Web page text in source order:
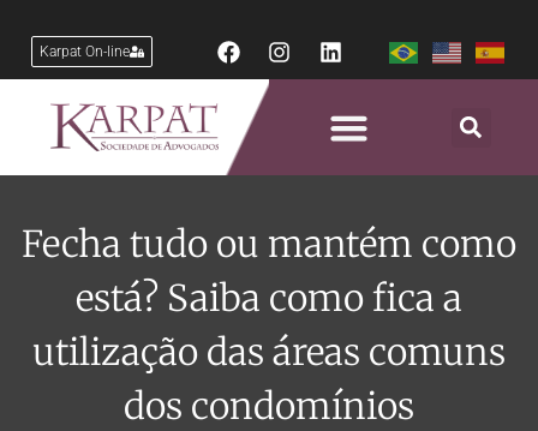
Karpat On-line
Fecha tudo ou mantém como
está? Saiba como fica a
utilização das áreas comuns
dos condomínios